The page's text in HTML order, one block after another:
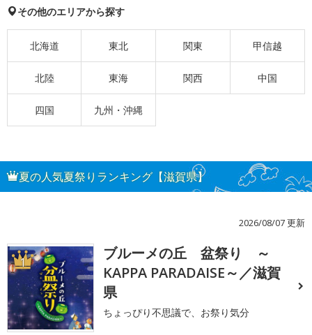
その他のエリアから探す
北海道 東北 関東 甲信越
北陸 東海 関西 中国
四国 九州・沖縄
夏の人気夏祭りランキング【滋賀県】
2026/08/07 更新
1
ブルーメの丘 盆祭り ～
KAPPA PARADAISE～／滋賀
県
ちょっぴり不思議で、お祭り気分